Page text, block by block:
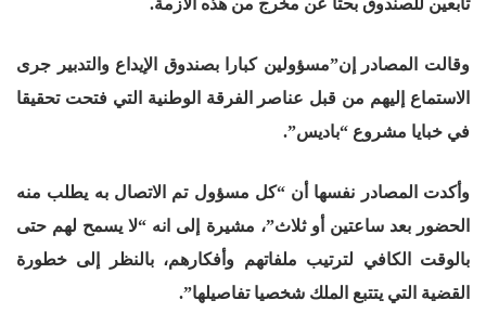
وقالت المصادر إن”مسؤولين كبارا بصندوق الإيداع والتدبير جرى
الاستماع إليهم من قبل عناصر الفرقة الوطنية التي فتحت تحقيقا
في خبايا مشروع “باديس”.
وأكدت المصادر نفسها أن “كل مسؤول تم الاتصال به يطلب منه
الحضور بعد ساعتين أو ثلاث”، مشيرة إلى انه “لا يسمح لهم حتى
بالوقت الكافي لترتيب ملفاتهم وأفكارهم، بالنظر إلى خطورة
القضية التي يتتبع الملك شخصيا تفاصيلها”.